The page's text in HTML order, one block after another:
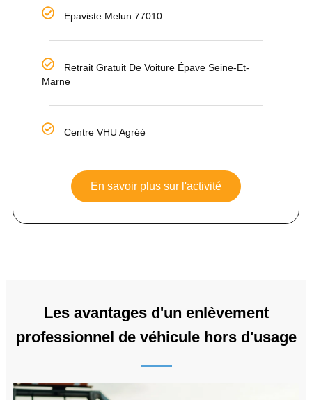
Epaviste Melun 77010
Retrait Gratuit De Voiture Épave Seine-Et-
Marne
Centre VHU Agréé
En savoir plus sur l'activité
Les avantages d'un enlèvement
professionnel de véhicule hors d'usage